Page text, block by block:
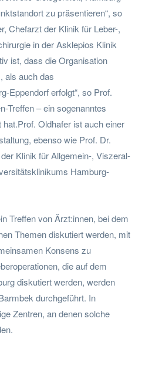
zu präsentieren“, so
Chefarzt der Klinik für Leber-,
in der Asklepios Klinik
ist, dass die Organisation
als auch das
Eppendorf erfolgt“, so Prof.
Treffen – ein sogenanntes
Oldhafer ist auch einer
ebenso wie Prof. Dr.
Klinik für Allgemein-, Viszeral-
Hamburg-
Treffen von Ärzt:innen, bei dem
Themen diskutiert werden, mit
Konsens zu
die auf dem
diskutiert werden, werden
durchgeführt. In
Zentren, an denen solche